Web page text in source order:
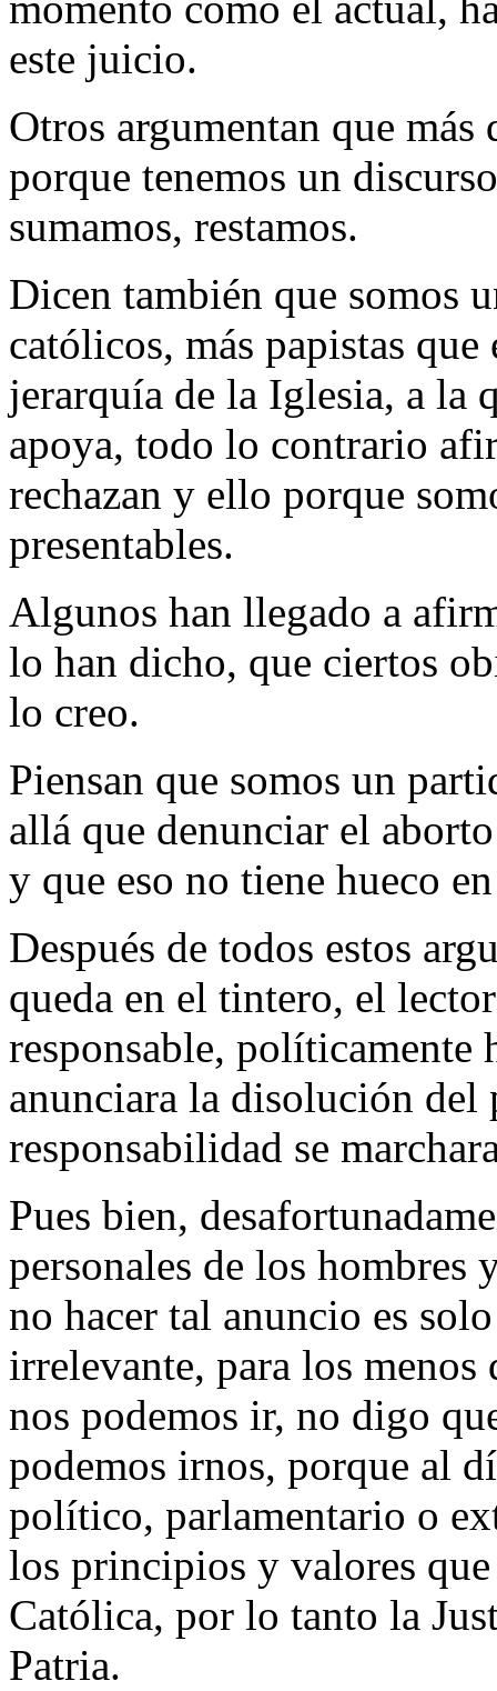
este juicio.
Otros argumentan que
porque tenemos un
sumamos, restamos.
Dicen también que somos
católicos, más papistas
jerarquía de la Iglesia, a la
apoya, todo lo contrario
rechazan y ello porque
presentables.
Algunos han llegado a
lo han dicho, que ciertos
lo creo.
Piensan que somos un
allá que denunciar el
y que eso no tiene hueco
Después de todos estos
queda en el tintero, el
responsable, políticamente
anunciara la disolución del
responsabilidad se
Pues bien,
personales de los hombres
no hacer tal anuncio es
irrelevante, para los
nos podemos ir, no digo
podemos irnos, porque al
político, parlamentario o
los principios y valores
Católica, por lo tanto la
Patria.